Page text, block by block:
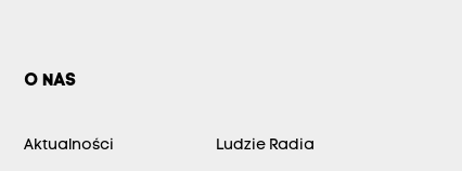
O NAS
Aktualności Ludzie Radia